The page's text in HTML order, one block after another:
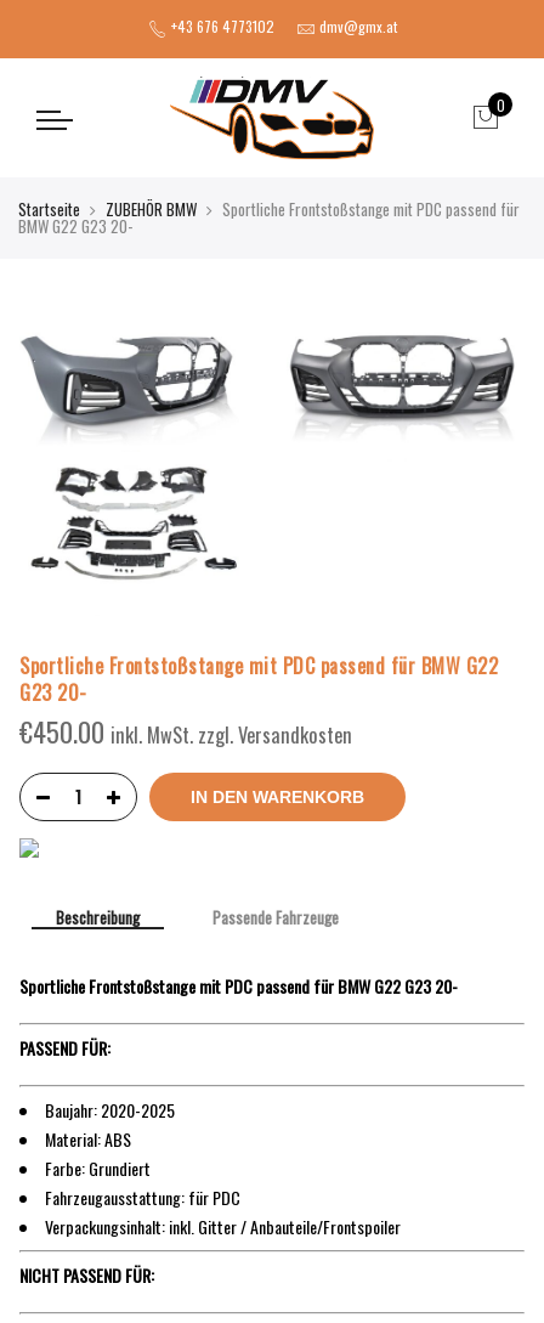
+43 676 4773102 dmv@gmx.at
0
Startseite ZUBEHÖR BMW Sportliche Frontstoßstange mit PDC passend für
BMW G22 G23 20-
Sportliche Frontstoßstange mit PDC passend für BMW G22
G23 20-
€450.00 inkl. MwSt. zzgl. Versandkosten
IN DEN WARENKORB
Beschreibung Passende Fahrzeuge
Sportliche Frontstoßstange mit PDC passend für BMW G22 G23 20-
PASSEND FÜR:
Baujahr: 2020-2025
Material: ABS
Farbe: Grundiert
Fahrzeugausstattung: für PDC
Verpackungsinhalt: inkl. Gitter / Anbauteile/Frontspoiler
NICHT PASSEND FÜR: